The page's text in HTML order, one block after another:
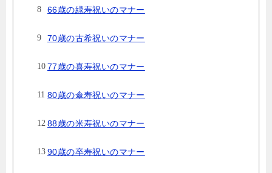
66歳の緑寿祝いのマナー
70歳の古希祝いのマナー
77歳の喜寿祝いのマナー
80歳の傘寿祝いのマナー
88歳の米寿祝いのマナー
90歳の卒寿祝いのマナー